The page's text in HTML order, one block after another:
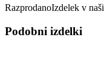
RazprodanoIzdelek v
Podobni izdelki